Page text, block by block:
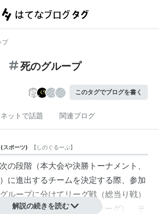
プ
死のグループ
このタグでブログを書く
ネットで話題 関連ブログ
(スポーツ) 【 しのぐるーぷ】
の段階（本大会や決勝トーナメント、
に進出するチームを決定する際、参加
ループに分けてリーグ戦（総当り戦）
場合がある（→グループリーグ）。そ
解説の続きを読む